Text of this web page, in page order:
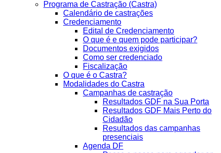
Programa de Castração (Castra)
Calendário de castrações
Credenciamento
Edital de Credenciamento
O que é e quem pode participar?
Documentos exigidos
Como ser credenciado
Fiscalização
O que é o Castra?
Modalidades do Castra
Campanhas de castração
Resultados GDF na Sua Porta
Resultados GDF Mais Perto do
Cidadão
Resultados das campanhas
presenciais
Agenda DF